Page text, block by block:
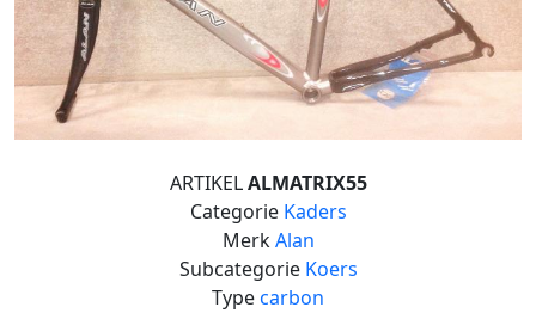
ARTIKELALMATRIX55
Categorie Kaders
MerkAlan
Subcategorie Koers
Typecarbon